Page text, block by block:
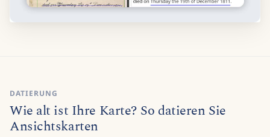
DATIERUNG
Wie alt ist Ihre Karte? So datieren Sie
Ansichtskarten